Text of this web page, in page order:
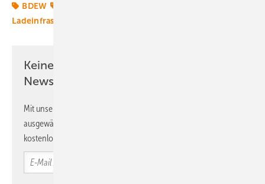
BDEW
Ladeinfrastruktur
Keine Zeit? Kein Problem mit dem ERE
Newsletter!
Mit unserem Newsletter erhalten Sie regelmäßig von uns
ausgewählte Informationen und Neuigkeiten, gebündelt und
kostenlos direkt ins Postfach.